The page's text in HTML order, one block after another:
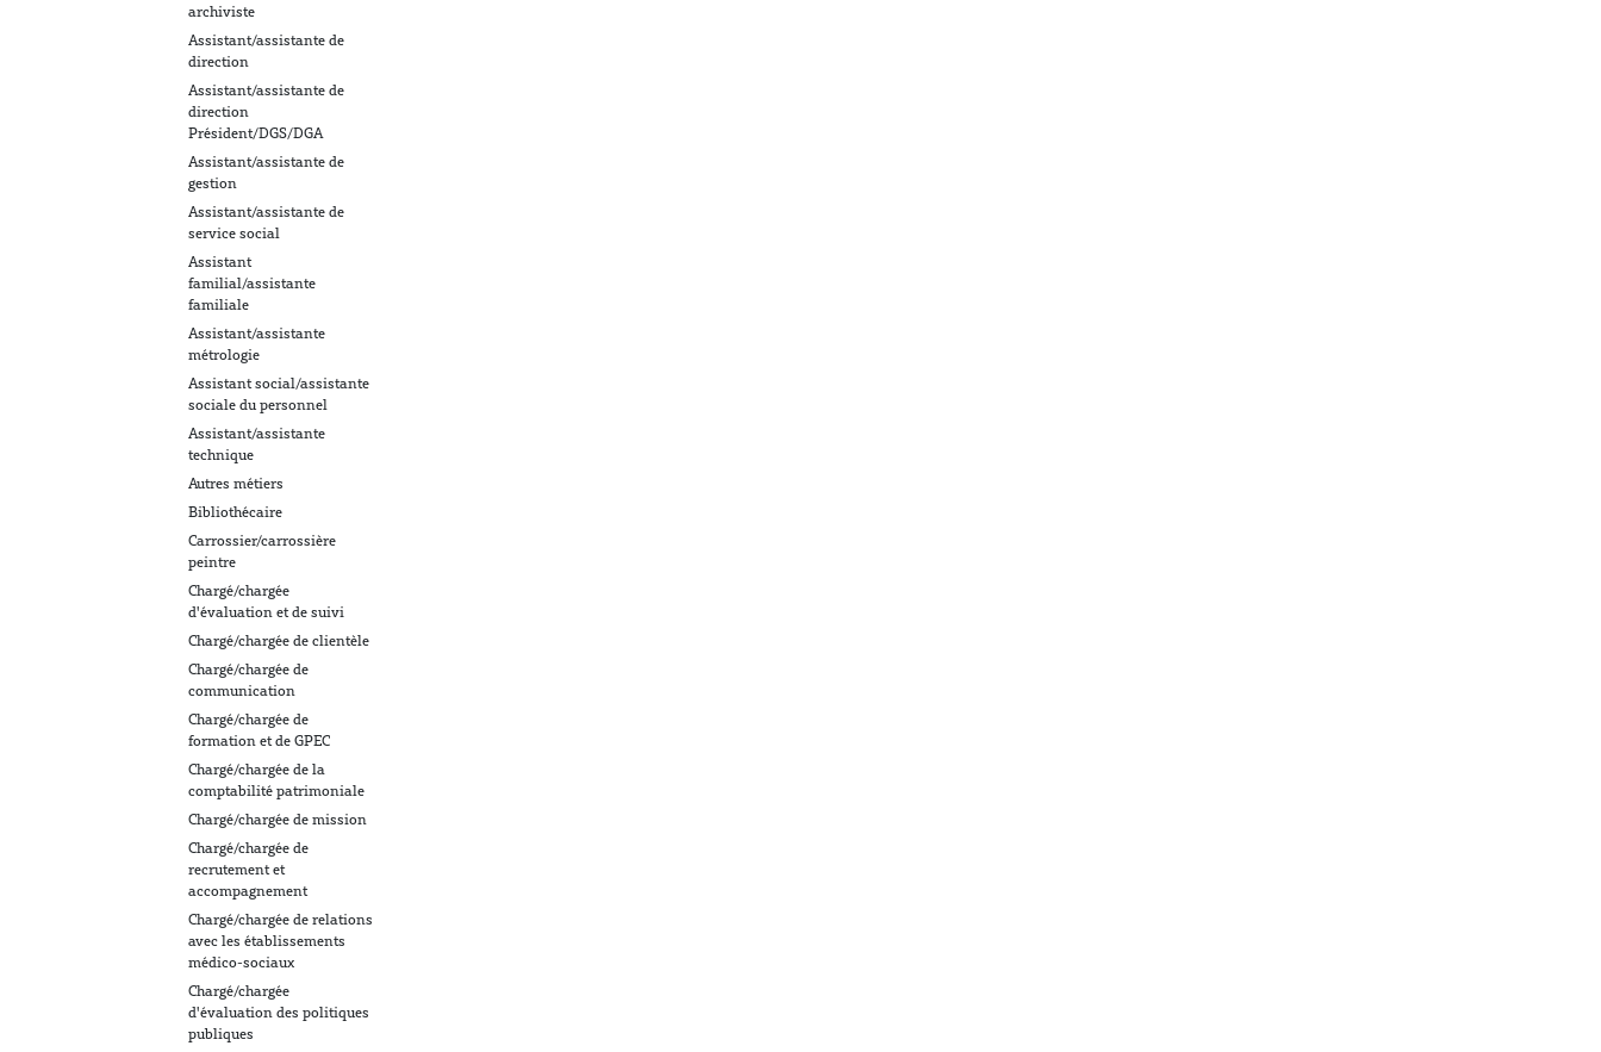
archiviste
Assistant/assistante de
direction
Assistant/assistante de
direction
Président/DGS/DGA
Assistant/assistante de
gestion
Assistant/assistante de
service social
Assistant
familial/assistante
familiale
Assistant/assistante
métrologie
Assistant social/assistante
sociale du personnel
Assistant/assistante
technique
Autres métiers
Bibliothécaire
Carrossier/carrossière
peintre
Chargé/chargée
d'évaluation et de suivi
Chargé/chargée de clientèle
Chargé/chargée de
communication
Chargé/chargée de
formation et de GPEC
Chargé/chargée de la
comptabilité patrimoniale
Chargé/chargée de mission
Chargé/chargée de
recrutement et
accompagnement
Chargé/chargée de relations
avec les établissements
médico-sociaux
Chargé/chargée
d'évaluation des politiques
publiques